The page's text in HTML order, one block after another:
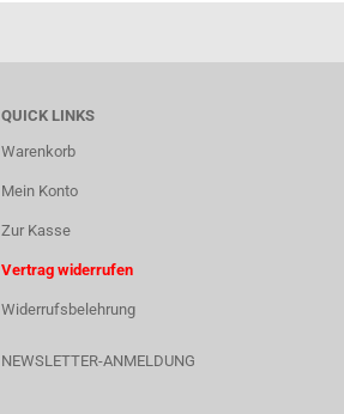
QUICK LINKS
Warenkorb
Mein Konto
Zur Kasse
Vertrag widerrufen
Widerrufsbelehrung
NEWSLETTER-ANMELDUNG